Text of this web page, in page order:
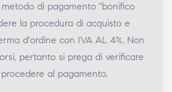
di pagamento "bonifico
la procedura di acquisto e
d'ordine con IVA AL 4%. Non
pertanto si prega di verificare
al pagamento.